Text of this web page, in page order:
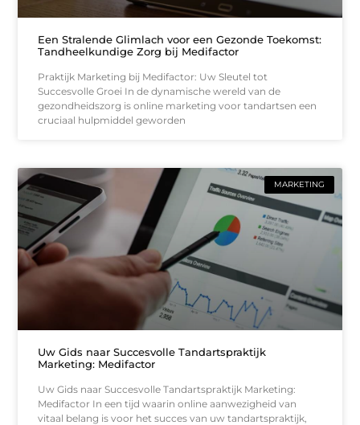
Een Stralende Glimlach voor een Gezonde Toekomst:
Tandheelkundige Zorg bij Medifactor
Praktijk Marketing bij Medifactor: Uw Sleutel tot
Succesvolle Groei In de dynamische wereld van de
gezondheidszorg is online marketing voor tandartsen een
cruciaal hulpmiddel geworden
MARKETING
Uw Gids naar Succesvolle Tandartspraktijk
Marketing: Medifactor
Uw Gids naar Succesvolle Tandartspraktijk Marketing:
Medifactor In een tijd waarin online aanwezigheid van
vitaal belang is voor het succes van uw tandartspraktijk,